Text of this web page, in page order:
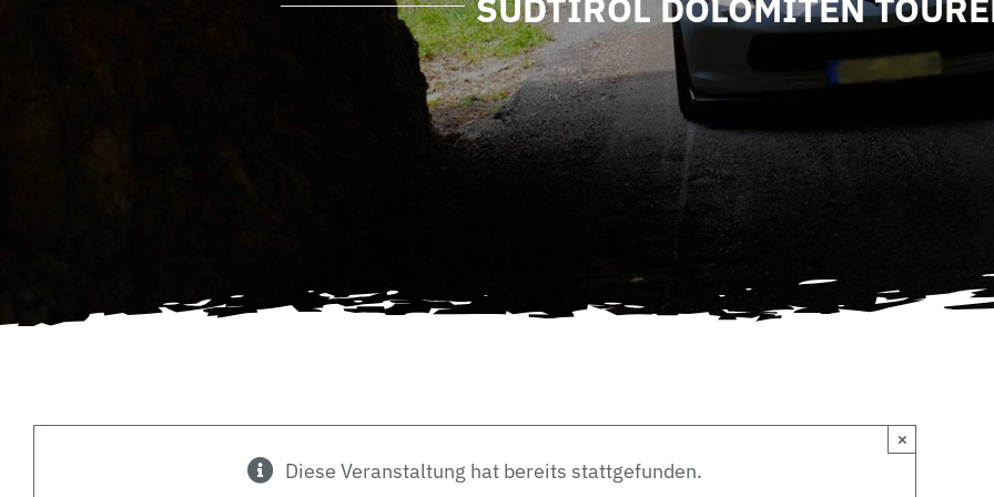
Diese Veranstaltung hat bereits stattgefunden.
×